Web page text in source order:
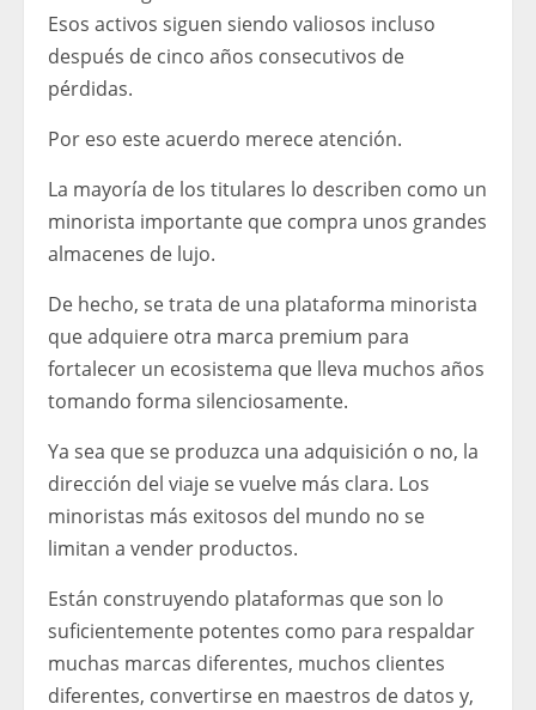
Esos activos siguen siendo valiosos incluso
después de cinco años consecutivos de
pérdidas.
Por eso este acuerdo merece atención.
La mayoría de los titulares lo describen como un
minorista importante que compra unos grandes
almacenes de lujo.
De hecho, se trata de una plataforma minorista
que adquiere otra marca premium para
fortalecer un ecosistema que lleva muchos años
tomando forma silenciosamente.
Ya sea que se produzca una adquisición o no, la
dirección del viaje se vuelve más clara. Los
minoristas más exitosos del mundo no se
limitan a vender productos.
Están construyendo plataformas que son lo
suficientemente potentes como para respaldar
muchas marcas diferentes, muchos clientes
diferentes, convertirse en maestros de datos y,